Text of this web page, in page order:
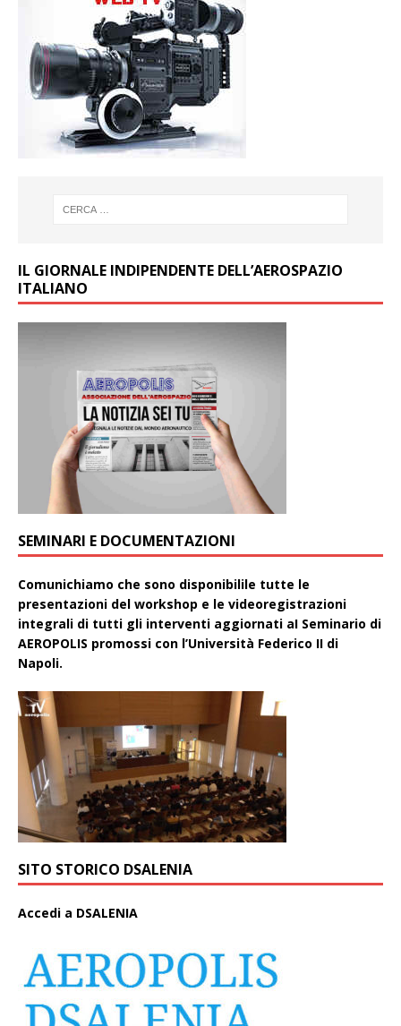
IL GIORNALE INDIPENDENTE DELL’AEROSPAZIO
ITALIANO
SEMINARI E DOCUMENTAZIONI
Comunichiamo che sono disponibilile tutte le
presentazioni del workshop e le videoregistrazioni
integrali di tutti gli interventi aggiornati aI Seminario di
AEROPOLIS promossi con l’Università Federico II di
Napoli.
SITO STORICO DSALENIA
Accedi a DSALENIA